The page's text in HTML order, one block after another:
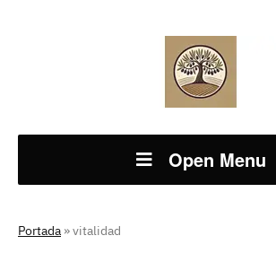
Open Menu
Portada »vitalidad